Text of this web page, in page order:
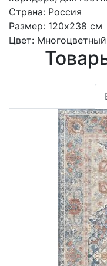
Страна: Россия
Размер: 120x238 см
Цвет: Многоцветный